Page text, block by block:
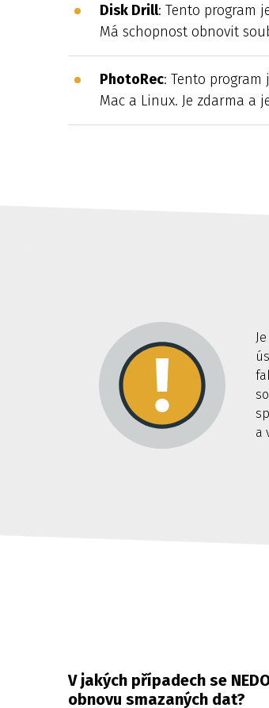
Disk Drill: Tento program
Má schopnost obnovit
PhotoRec: Tento program
Mac a Linux. Je zdarma a
a
V jakých případech se
obnovu smazaných dat?